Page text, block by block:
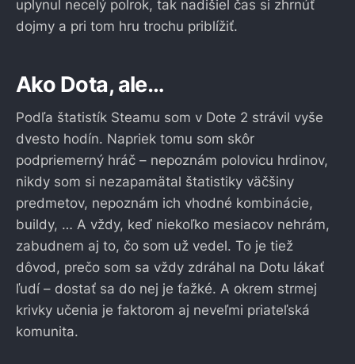
uplynul necelý polrok, tak nadišiel čas si zhrnúť
dojmy a pri tom hru trochu priblížiť.
Ako Dota, ale…
Podľa štatistík Steamu som v Dote 2 strávil vyše
dvesto hodín. Napriek tomu som skôr
podpriemerný hráč – nepoznám polovicu hrdinov,
nikdy som si nezapamätal štatistiky väčšiny
predmetov, nepoznám ich vhodné kombinácie,
buildy, … A vždy, keď niekoľko mesiacov nehrám,
zabudnem aj to, čo som už vedel. To je tiež
dôvod, prečo som sa vždy zdráhal na Dotu lákať
ľudí – dostať sa do nej je ťažké. A okrem strmej
krivky učenia je faktorom aj neveľmi priateľská
komunita.